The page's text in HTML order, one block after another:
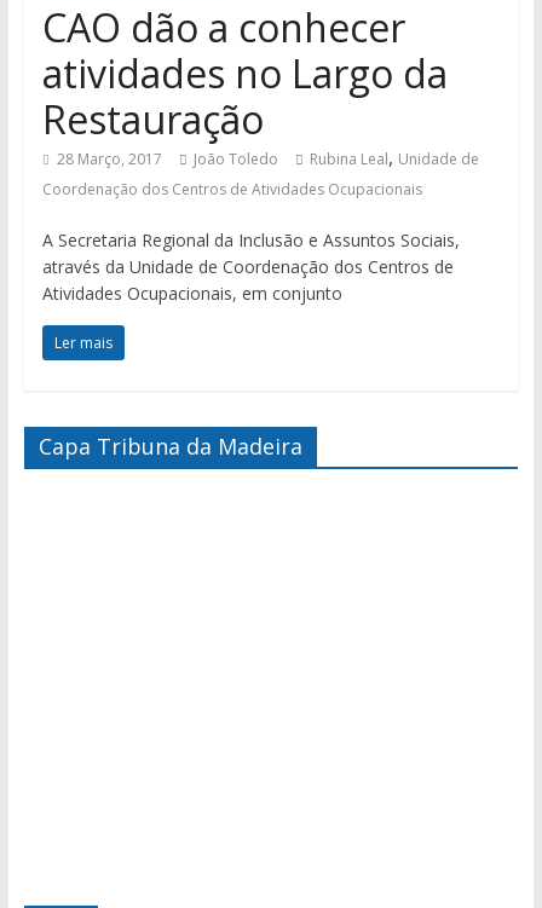
CAO dão a conhecer
atividades no Largo da
Restauração
28 Março, 2017 João Toledo Rubina Leal, Unidade de
Coordenação dos Centros de Atividades Ocupacionais
A Secretaria Regional da Inclusão e Assuntos Sociais,
através da Unidade de Coordenação dos Centros de
Atividades Ocupacionais, em conjunto
Ler mais
Capa Tribuna da Madeira